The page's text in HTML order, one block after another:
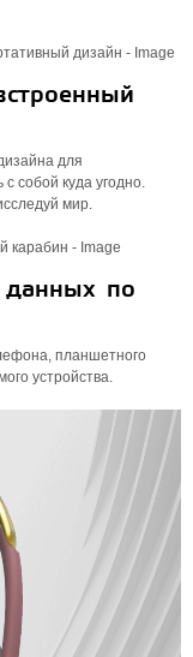
для
собой куда угодно.
мир.
данных по
планшетного
устройства.